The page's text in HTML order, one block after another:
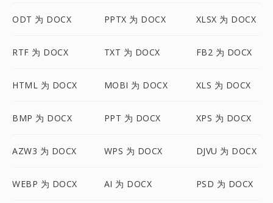
ODT 为 DOCX PPTX 为 DOCX XLSX 为 DOCX
RTF 为 DOCX TXT 为 DOCX FB2 为 DOCX
HTML 为 DOCX MOBI 为 DOCX XLS 为 DOCX
BMP 为 DOCX PPT 为 DOCX XPS 为 DOCX
AZW3 为 DOCX WPS 为 DOCX DJVU 为 DOCX
WEBP 为 DOCX AI 为 DOCX PSD 为 DOCX